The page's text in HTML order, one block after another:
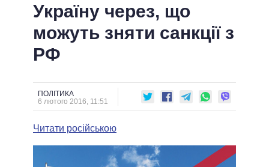
ПОДІЇ
СТАТТІ
ДУМКИ
ОГЛЯДИ
ДАЙДЖЕСТИ
ЕКОНОМІКА
СУСПІЛЬСТВО
ПОЛIТИКИ
УСІ ПОЛІТИКИ
ПРЕЗИДЕНТ І ОФІС
ВЕРХОВНА РАДА
КАБІНЕТ МІНІСТРІВ
МЕРИ МІСТ
ПІДТРИМАТИ
ПОРІВНЯННЯ ПОЛІТИКІВ
Україну через, що
можуть зняти санкції з
РФ
ПОЛІТИКА
6 лютого 2016, 11:51
Читати російською